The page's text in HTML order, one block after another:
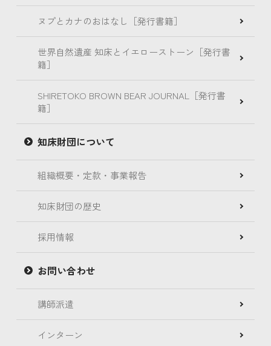
ヌプとカナのおはなし［発行書籍］
世界自然遺産 知床とイエローストーン［発行書
籍］
SHIRETOKO BROWN BEAR JOURNAL［発行書
籍］
知床財団について
組織概要・定款・事業報告
知床財団の歴史
採用情報
お問い合わせ
講師派遣
インターン